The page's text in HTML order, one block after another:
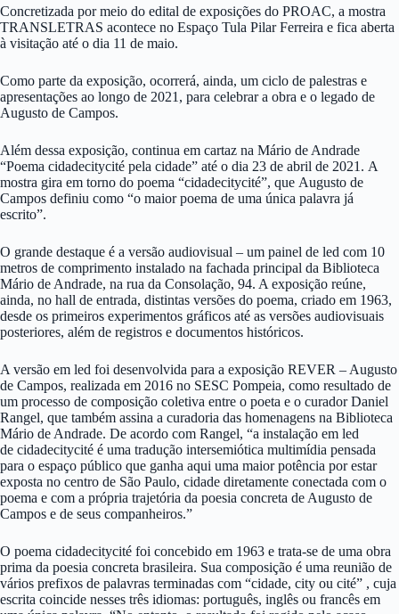
Concretizada por meio do edital de exposições do PROAC, a mostra
TRANSLETRAS acontece no Espaço Tula Pilar Ferreira e fica aberta
à visitação até o dia 11 de maio.
Como parte da exposição, ocorrerá, ainda, um ciclo de palestras e
apresentações ao longo de 2021, para celebrar a obra e o legado de
Augusto de Campos.
Além dessa exposição, continua em cartaz na Mário de Andrade
“Poema cidadecitycité pela cidade” até o dia 23 de abril de 2021. A
mostra gira em torno do poema “cidadecitycité”, que Augusto de
Campos definiu como “o maior poema de uma única palavra já
escrito”.
O grande destaque é a versão audiovisual – um painel de led com 10
metros de comprimento instalado na fachada principal da Biblioteca
Mário de Andrade, na rua da Consolação, 94. A exposição reúne,
ainda, no hall de entrada, distintas versões do poema, criado em 1963,
desde os primeiros experimentos gráficos até as versões audiovisuais
posteriores, além de registros e documentos históricos.
A versão em led foi desenvolvida para a exposição REVER – Augusto
de Campos, realizada em 2016 no SESC Pompeia, como resultado de
um processo de composição coletiva entre o poeta e o curador Daniel
Rangel, que também assina a curadoria das homenagens na Biblioteca
Mário de Andrade. De acordo com Rangel, “a instalação em led
de cidadecitycité é uma tradução intersemiótica multimídia pensada
para o espaço público que ganha aqui uma maior potência por estar
exposta no centro de São Paulo, cidade diretamente conectada com o
poema e com a própria trajetória da poesia concreta de Augusto de
Campos e de seus companheiros.”
O poema cidadecitycité foi concebido em 1963 e trata-se de uma obra
prima da poesia concreta brasileira. Sua composição é uma reunião de
vários prefixos de palavras terminadas com “cidade, city ou cité” , cuja
escrita coincide nesses três idiomas: português, inglês ou francês em